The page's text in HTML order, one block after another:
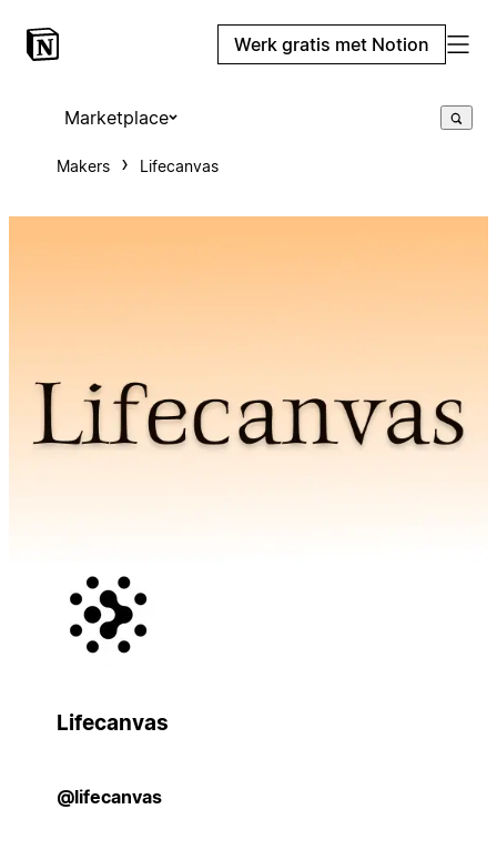
Werk gratis met Notion
Marketplace
Makers Lifecanvas
Lifecanvas
@lifecanvas